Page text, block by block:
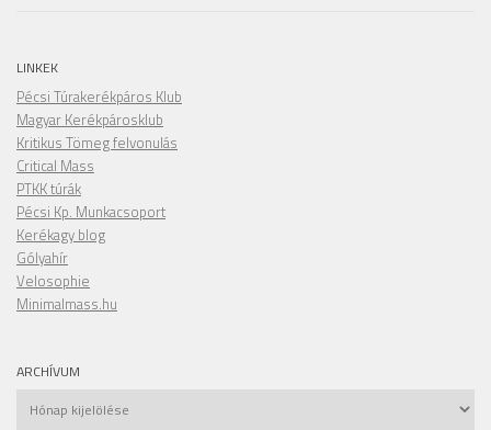
LINKEK
Pécsi Túrakerékpáros Klub
Magyar Kerékpárosklub
Kritikus Tömeg felvonulás
Critical Mass
PTKK túrák
Pécsi Kp. Munkacsoport
Kerékagy blog
Gólyahír
Velosophie
Minimalmass.hu
ARCHÍVUM